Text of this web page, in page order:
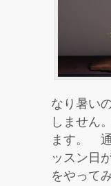
なり暑い
しません
ます。
ッスン日
をやって